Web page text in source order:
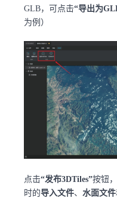
GLB，可点击“导出为
为例）
点击“发布3DTiles”按钮
时的导入文件、 水面文件